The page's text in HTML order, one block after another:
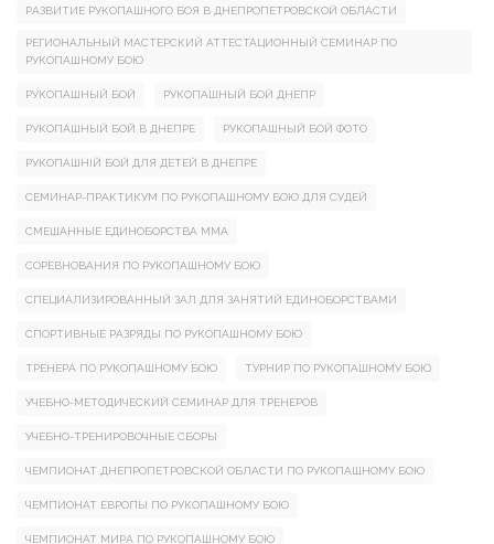
РАЗВИТИЕ РУКОПАШНОГО БОЯ В ДНЕПРОПЕТРОВСКОЙ ОБЛАСТИ
РЕГИОНАЛЬНЫЙ МАСТЕРСКИЙ АТТЕСТАЦИОННЫЙ СЕМИНАР ПО
РУКОПАШНОМУ БОЮ
РУКОПАШНЫЙ БОЙ РУКОПАШНЫЙ БОЙ ДНЕПР
РУКОПАШНЫЙ БОЙ В ДНЕПРЕ РУКОПАШНЫЙ БОЙ ФОТО
РУКОПАШНІЙ БОЙ ДЛЯ ДЕТЕЙ В ДНЕПРЕ
СЕМИНАР-ПРАКТИКУМ ПО РУКОПАШНОМУ БОЮ ДЛЯ СУДЕЙ
СМЕШАННЫЕ ЕДИНОБОРСТВА ММА
СОРЕВНОВАНИЯ ПО РУКОПАШНОМУ БОЮ
СПЕЦИАЛИЗИРОВАННЫЙ ЗАЛ ДЛЯ ЗАНЯТИЙ ЕДИНОБОРСТВАМИ
СПОРТИВНЫЕ РАЗРЯДЫ ПО РУКОПАШНОМУ БОЮ
ТРЕНЕРА ПО РУКОПАШНОМУ БОЮ ТУРНИР ПО РУКОПАШНОМУ БОЮ
УЧЕБНО-МЕТОДИЧЕСКИЙ СЕМИНАР ДЛЯ ТРЕНЕРОВ
УЧЕБНО-ТРЕНИРОВОЧНЫЕ СБОРЫ
ЧЕМПИОНАТ ДНЕПРОПЕТРОВСКОЙ ОБЛАСТИ ПО РУКОПАШНОМУ БОЮ
ЧЕМПИОНАТ ЕВРОПЫ ПО РУКОПАШНОМУ БОЮ
ЧЕМПИОНАТ МИРА ПО РУКОПАШНОМУ БОЮ